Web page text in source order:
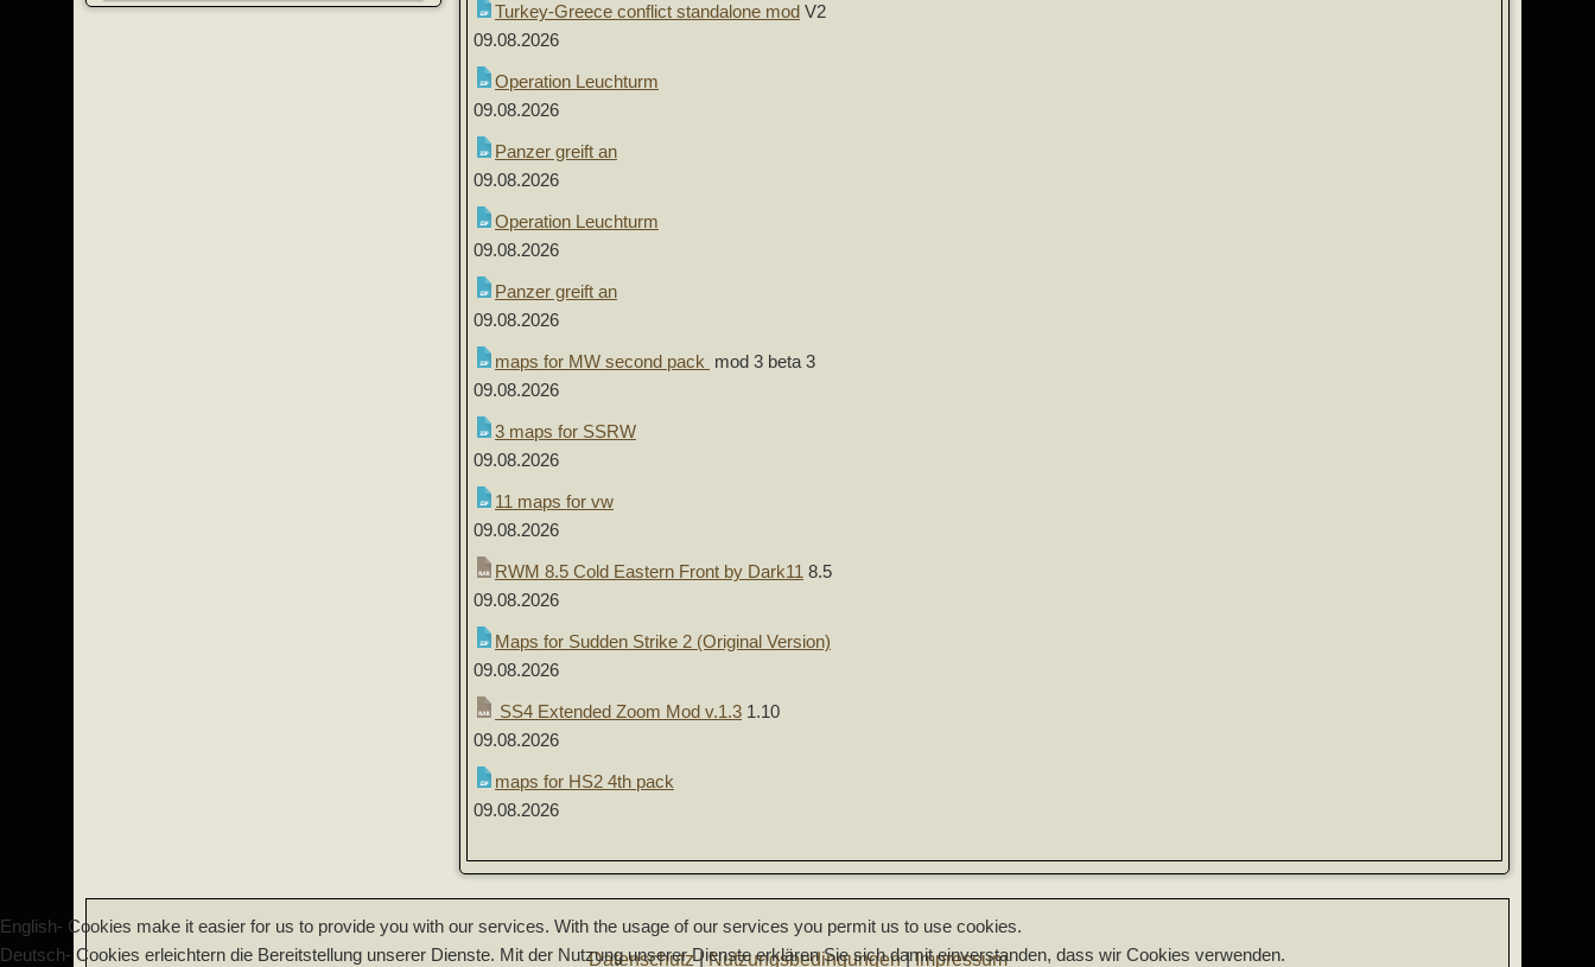
Turkey-Greece conflict standalone mod V2
09.08.2026
Operation Leuchturm
09.08.2026
Panzer greift an
09.08.2026
Operation Leuchturm
09.08.2026
Panzer greift an
09.08.2026
maps for MW second pack mod 3 beta 3
09.08.2026
3 maps for SSRW
09.08.2026
11 maps for vw
09.08.2026
RWM 8.5 Cold Eastern Front by Dark11 8.5
09.08.2026
Maps for Sudden Strike 2 (Original Version)
09.08.2026
SS4 Extended Zoom Mod v.1.3 1.10
09.08.2026
maps for HS2 4th pack
09.08.2026
Datenschutz|Nutzungsbedingungen|Impressum
English- Cookies make it easier for us to provide you with our services. With the usage of our services you permit us to use cookies.
Deutsch- Cookies erleichtern die Bereitstellung unserer Dienste. Mit der Nutzung unserer Dienste erklären Sie sich damit einverstanden, dass wir Cookies verwenden.